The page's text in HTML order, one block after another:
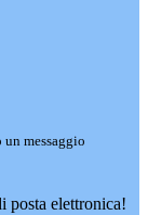
messaggio
posta elettronica!